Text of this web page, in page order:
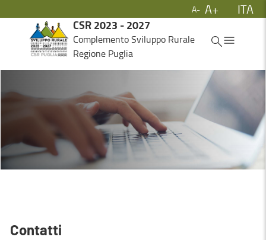
A- A+
ITA
CSR 2023 - 2027
Complemento Sviluppo Rurale
Regione Puglia
Contatti